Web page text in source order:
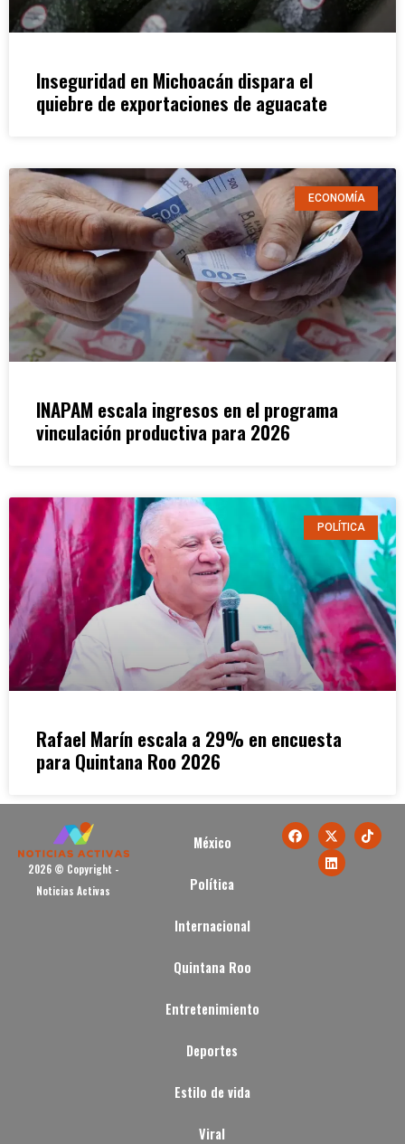
Inseguridad en Michoacán dispara el
quiebre de exportaciones de aguacate
ECONOMÍA
INAPAM escala ingresos en el programa
vinculación productiva para 2026
POLÍTICA
Rafael Marín escala a 29% en encuesta
para Quintana Roo 2026
2026 © Copyright -
Noticias Activas
México
Política
Internacional
Quintana Roo
Entretenimiento
Deportes
Estilo de vida
Viral